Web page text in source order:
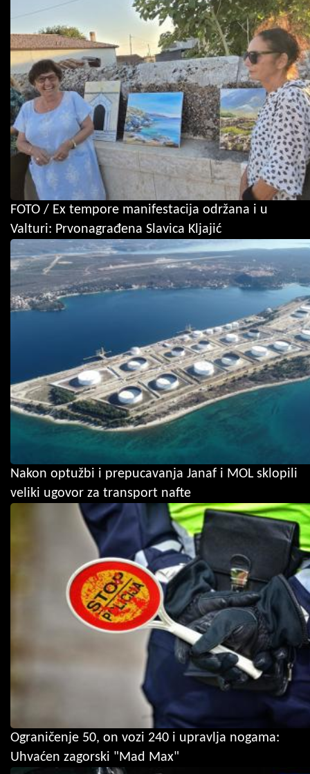
FOTO / Ex tempore manifestacija održana i u
Valturi: Prvonagrađena Slavica Kljajić
Nakon optužbi i prepucavanja Janaf i MOL sklopili
veliki ugovor za transport nafte
Ograničenje 50, on vozi 240 i upravlja nogama:
Uhvaćen zagorski "Mad Max"